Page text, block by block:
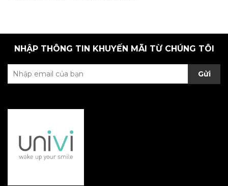
NHẬP THÔNG TIN KHUYẾN MÃI TỪ CHÚNG TÔI
Gửi